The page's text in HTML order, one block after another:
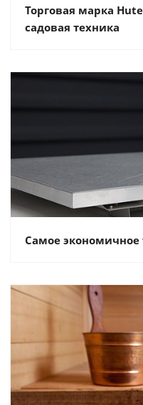
Торговая марка
садовая техника
Самое экономичное